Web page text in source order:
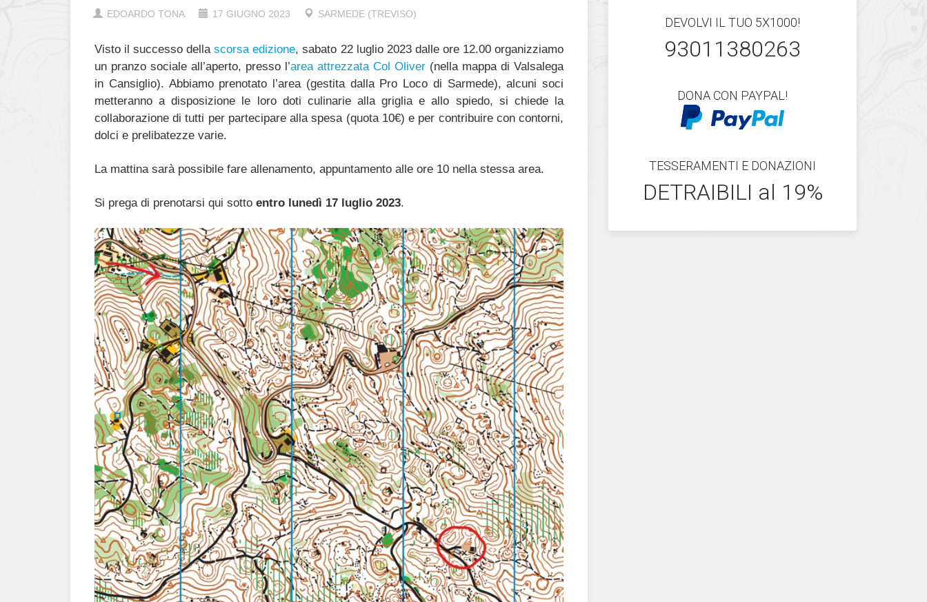
EDOARDO TONA 17 GIUGNO 2023 SARMEDE (TREVISO)
Visto il successo dellascorsa edizione, sabato 22 luglio 2023 dalle ore 12.00 organizziamo
un pranzo sociale all’aperto, presso l’area attrezzata Col Oliver (nella mappa di Valsalega
in Cansiglio). Abbiamo prenotato l’area (gestita dalla Pro Loco di Sarmede), alcuni soci
metteranno a disposizione le loro doti culinarie alla griglia e allo spiedo, si chiede la
collaborazione di tutti per partecipare alla spesa (quota 10€) e per contribuire con contorni,
dolci e prelibatezze varie.
La mattina sarà possibile fare allenamento, appuntamento alle ore 10 nella stessa area.
Si prega di prenotarsi qui sotto entro lunedì 17 luglio 2023.
DEVOLVI IL TUO 5X1000!
93011380263
DONA CON PAYPAL!
TESSERAMENTI E DONAZIONI
DETRAIBILI al 19%